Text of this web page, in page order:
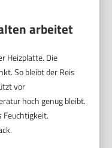
arbeitet
Heizplatte. Die
So bleibt der Reis
vor
hoch genug bleibt.
Feuchtigkeit.